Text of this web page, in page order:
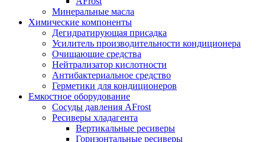
Минеральные масла
Химические компоненты
Дегидратирующая присадка
Усилитель производительности кондиционера
Очищающие средства
Нейтрализатор кислотности
Антибактериальное средство
Герметики для кондиционеров
Емкостное оборудование
Сосуды давления AFrost
Ресиверы хладагента
Вертикальные ресиверы
Горизонтальные ресиверы